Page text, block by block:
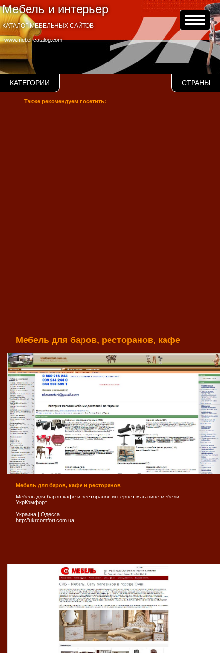
Мебель и интерьер
www.mebel-catalog.com
КАТАЛОГ МЕБЕЛЬНЫХ САЙТОВ
КАТЕГОРИИ СТРАНЫ
Также рекомендуем посетить:
Мебель для баров, ресторанов, кафе
Мебель для баров, кафе и ресторанов
Мебель для баров кафе и ресторанов интернет магазине мебели
УкрКомфорт
Украина | Одесса
http://ukrcomfort.com.ua